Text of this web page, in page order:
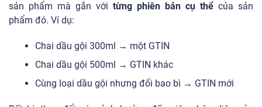
sản phẩm mà gắn với từng phiên bản cụ thể của sản
phẩm đó. Ví dụ:
Chai dầu gội 300ml → một GTIN
Chai dầu gội 500ml → GTIN khác
Cùng loại dầu gội nhưng đổi bao bì → GTIN mới